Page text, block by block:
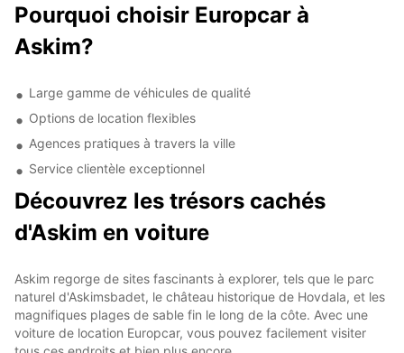
Pourquoi choisir Europcar à
Askim?
Large gamme de véhicules de qualité
Options de location flexibles
Agences pratiques à travers la ville
Service clientèle exceptionnel
Découvrez les trésors cachés
d'Askim en voiture
Askim regorge de sites fascinants à explorer, tels que le parc
naturel d'Askimsbadet, le château historique de Hovdala, et les
magnifiques plages de sable fin le long de la côte. Avec une
voiture de location Europcar, vous pouvez facilement visiter